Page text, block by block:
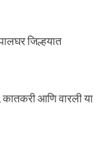
जिल्हयात
कातकरी आणि वारली या